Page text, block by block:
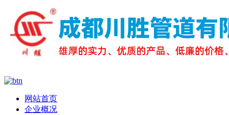
网站首页
企业概况